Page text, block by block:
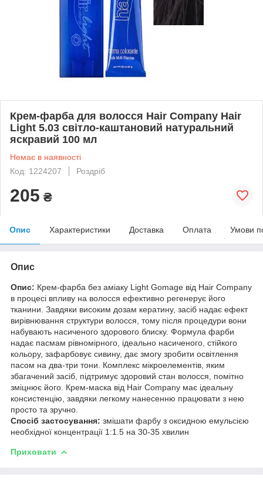
Крем-фарба для волосся Hair Company Hair
Light 5.03 світло-каштановий натуральний
яскравий 100 мл
Немає в наявності
Код: 1224207
Роздріб
205 ₴
Опис Характеристики Доставка Оплата Умови
Опис
Опис: Крем-фарба без аміаку Light Gomage від Hair Company
в процесі впливу на волосся ефективно регенерує його
тканини. Завдяки високим дозам кератину, засіб надає ефект
вирівнювання структури волосся, тому після процедури вони
набувають насиченого здорового блиску. Формула фарби
надає пасмам рівномірного, ідеально насиченого, стійкого
кольору, зафарбовує сивину, дає змогу зробити освітлення
пасом на два-три тони. Комплекс мікроелементів, яким
збагачений засіб, підтримує здоровий стан волосся, помітно
зміцнює його. Крем-маска від Hair Company має ідеальну
консистенцію, завдяки легкому нанесенню працювати з нею
просто та зручно.
Спосіб застосування: змішати фарбу з оксидною емульсією
необхідної концентрації 1:1.5 на 30-35 хвилин
Приховати